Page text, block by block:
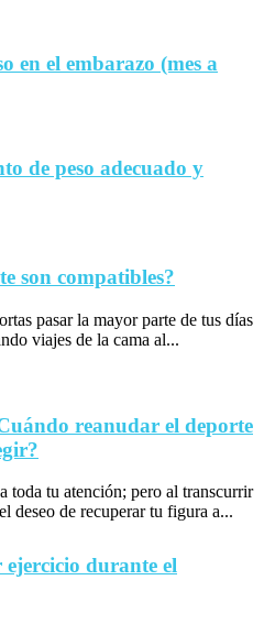
en el embarazo (mes a
de peso adecuado y
son compatibles?
pasar la mayor parte de tus días
viajes de la cama al...
reanudar el deporte
toda tu atención; pero al transcurrir
deseo de recuperar tu figura a...
durante el